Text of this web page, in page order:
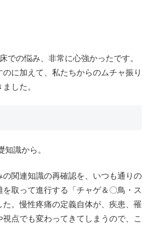
での悩み、非常に心強かったです。
に加えて、私たちからのムチャ振り
した。
知識から。
の関連知識の再確認を、いつも通りの
取って進行する「チャゲ＆〇鳥・ス
た。慢性疼痛の定義自体が、疾患、罹
点でも変わってきてしまうので、こ